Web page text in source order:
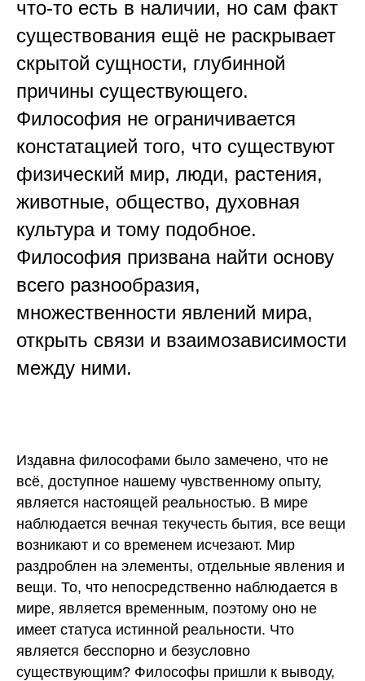
что-то есть в наличии, но сам факт
существования ещё не раскрывает
скрытой сущности, глубинной
причины существующего.
Философия не ограничивается
констатацией того, что существуют
физический мир, люди, растения,
животные, общество, духовная
культура и тому подобное.
Философия призвана найти основу
всего разнообразия,
множественности явлений мира,
открыть связи и взаимозависимости
между ними.
Издавна философами было замечено, что не
всё, доступное нашему чувственному опыту,
является настоящей реальностью. В мире
наблюдается вечная текучесть бытия, все вещи
возникают и со временем исчезают. Мир
раздроблен на элементы, отдельные явления и
вещи. То, что непосредственно наблюдается в
мире, является временным, поэтому оно не
имеет статуса истинной реальности. Что
является бесспорно и безусловно
существующим? Философы пришли к выводу,